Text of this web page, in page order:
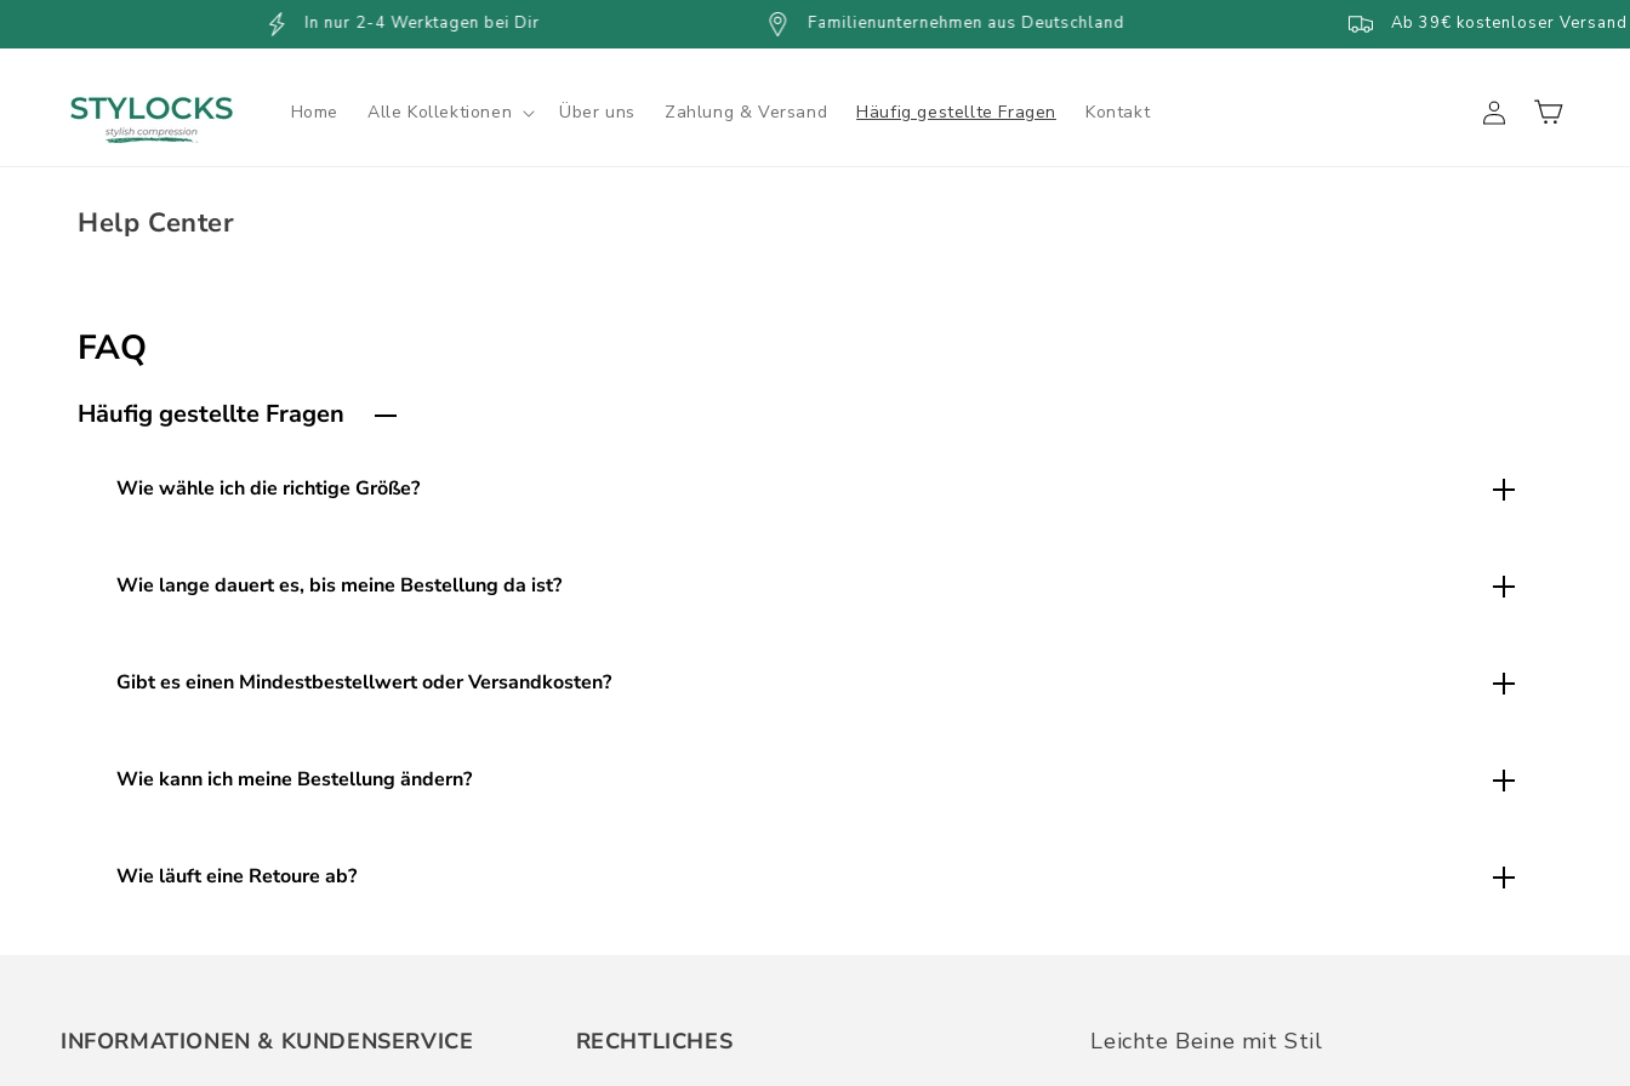
Inhalt
In nur 2-4 Werktagen bei Dir Familienunternehmen aus Deutschland Ab 39€ kostenloser Versand
Home Alle Kollektionen Über uns Zahlung & Versand Häufig gestellte Fragen Kontakt EinloggenWarenkorb
Help Center
FAQ
Häufig gestellte Fragen
Wie wähle ich die richtige Größe?
Wie lange dauert es, bis meine Bestellung da ist?
Gibt es einen Mindestbestellwert oder Versandkosten?
Wie kann ich meine Bestellung ändern?
Wie läuft eine Retoure ab?
INFORMATIONEN & KUNDENSERVICE RECHTLICHES Leichte Beine mit Stil